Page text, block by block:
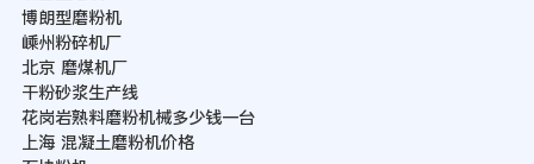
博朗型磨粉机
嵊州粉碎机厂
北京 磨煤机厂
干粉砂浆生产线
花岗岩熟料磨粉机械多少钱一台
上海 混凝土磨粉机价格